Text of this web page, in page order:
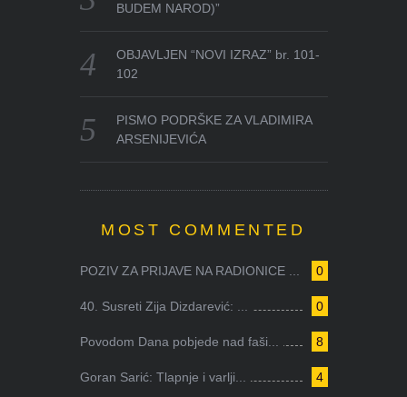
BUDEM NAROD)”
OBJAVLJEN “NOVI IZRAZ” br. 101-
102
PISMO PODRŠKE ZA VLADIMIRA
ARSENIJEVIĆA
MOST COMMENTED
0
POZIV ZA PRIJAVE NA RADIONICE ...
0
40. Susreti Zija Dizdarević: ...
8
Povodom Dana pobjede nad faši...
4
Goran Sarić: Tlapnje i varlji...